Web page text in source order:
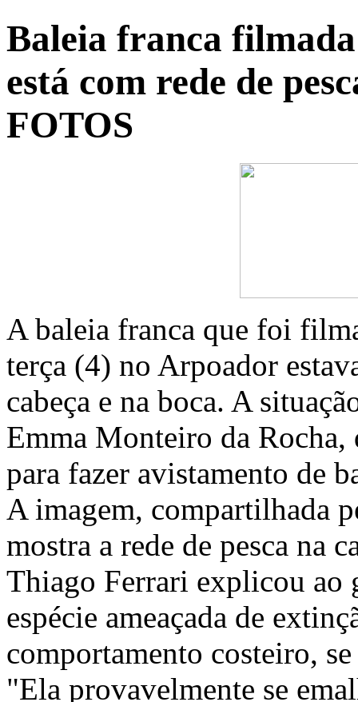
Baleia franca
está com rede de
FOTOS
A baleia franca que foi
terça (4) no Arpoador
cabeça e na boca. A
Emma Monteiro da Rocha,
para fazer avistamento de
A imagem, compartilhada
mostra a rede de pesca na
Thiago Ferrari explicou ao
espécie ameaçada de
comportamento costeiro,
"Ela provavelmente se